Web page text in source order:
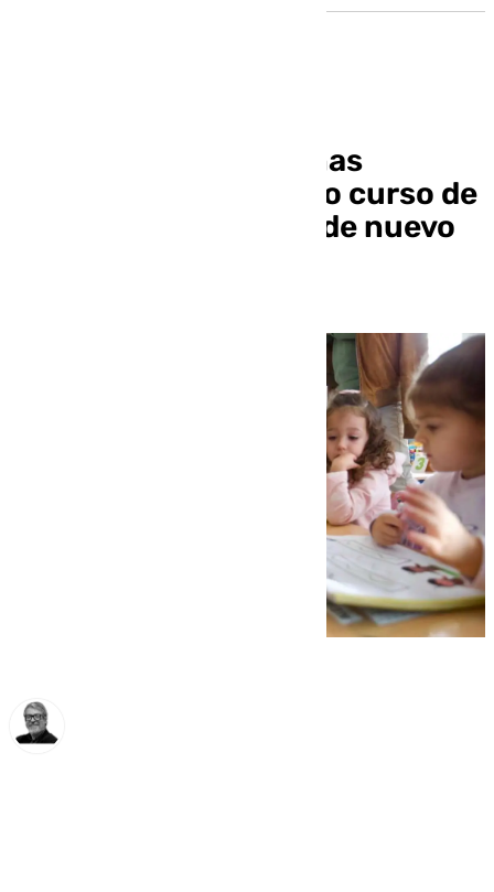
Las familias granadinas
dispondrán el próximo curso de
más de 11.100 plazas de nuevo